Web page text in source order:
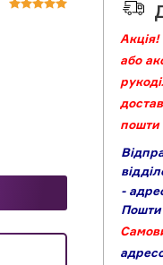
або
пошти
-
Пошти